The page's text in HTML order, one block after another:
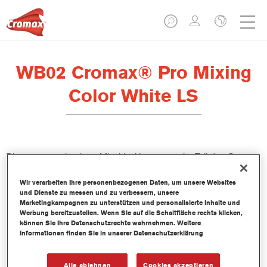
WB02 Cromax® Pro Mixing
Color White LS
Dieses wasserbasierte Mischlackkonzentrat ist Teil des Cromax
Produktmerkmale
Ausgezeichnete Ergiebigkeit mit außergewöhnlich genauer
Farbtonangleichung.
Schnelle und sparsame Anwendung trägt zur Steigerung
des Durchsatz und der Produktivität bei.
Wir verarbeiten Ihre personenbezogenen Daten, um unsere Websites
und Dienste zu messen und zu verbessern, unsere
Marketingkampagnen zu unterstützen und personalisierte Inhalte und
Werbung bereitzustellen. Wenn Sie auf die Schaltfläche rechts klicken,
können Sie Ihre Datenschutzrechte wahrnehmen. Weitere
Informationen finden Sie in unserer Datenschutzerklärung
Alle ablehnen Cookies akzeptieren